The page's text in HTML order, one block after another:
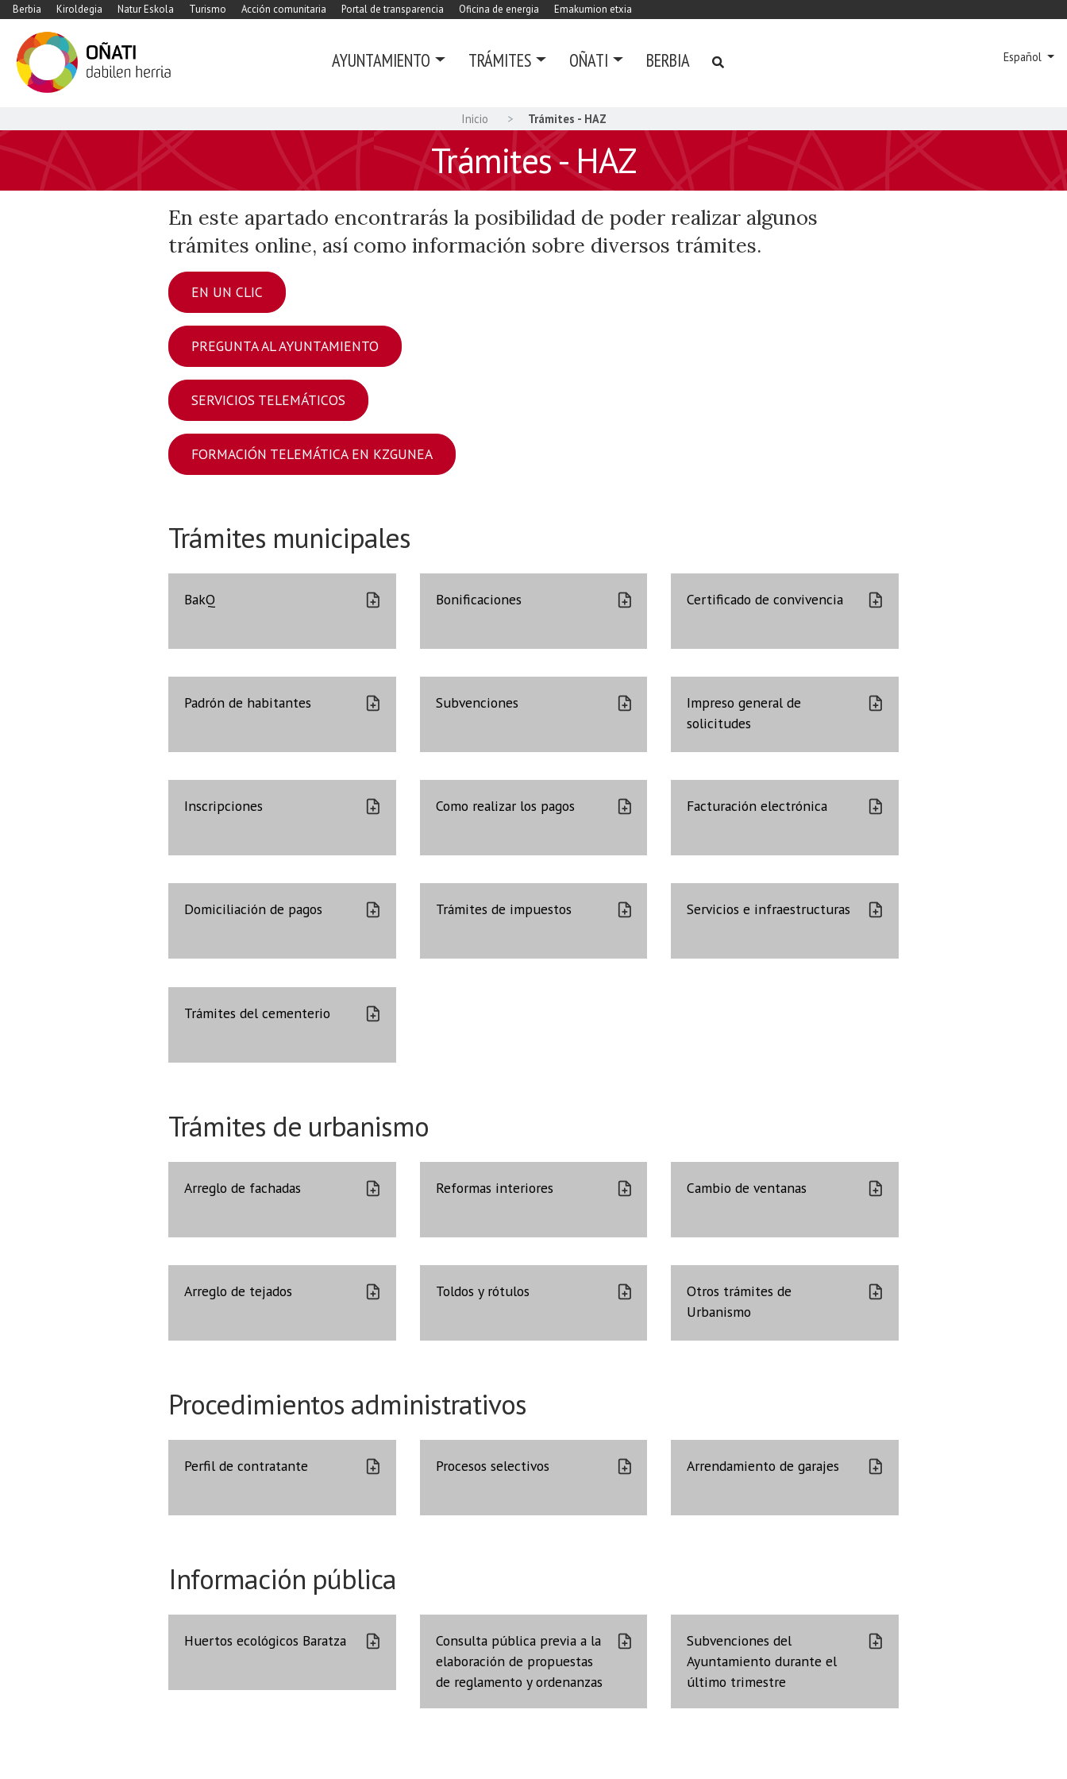
Berbia Kiroldegia Natur Eskola Turismo Acción comunitaria Portal de transparencia Oficina de energia Emakumion etxia
AYUNTAMIENTO TRÁMITES OÑATI BERBIA Español
Inicio Trámites - HAZ
Trámites - HAZ
En este apartado encontrarás la posibilidad de poder realizar algunos
trámites online, así como información sobre diversos trámites.
EN UN CLIC
PREGUNTA AL AYUNTAMIENTO
SERVICIOS TELEMÁTICOS
FORMACIÓN TELEMÁTICA EN KZGUNEA
Trámites municipales
BakQ Bonificaciones Certificado de convivencia
Padrón de habitantes Subvenciones
Impreso general de
solicitudes
Inscripciones Como realizar los pagos Facturación electrónica
Domiciliación de pagos Trámites de impuestos Servicios e infraestructuras
Trámites del cementerio
Trámites de urbanismo
Arreglo de fachadas Reformas interiores Cambio de ventanas
Arreglo de tejados Toldos y rótulos
Otros trámites de
Urbanismo
Procedimientos administrativos
Perfil de contratante Procesos selectivos Arrendamiento de garajes
Información pública
Huertos ecológicos Baratza
Consulta pública previa a la
elaboración de propuestas
de reglamento y ordenanzas
Subvenciones del
Ayuntamiento durante el
último trimestre